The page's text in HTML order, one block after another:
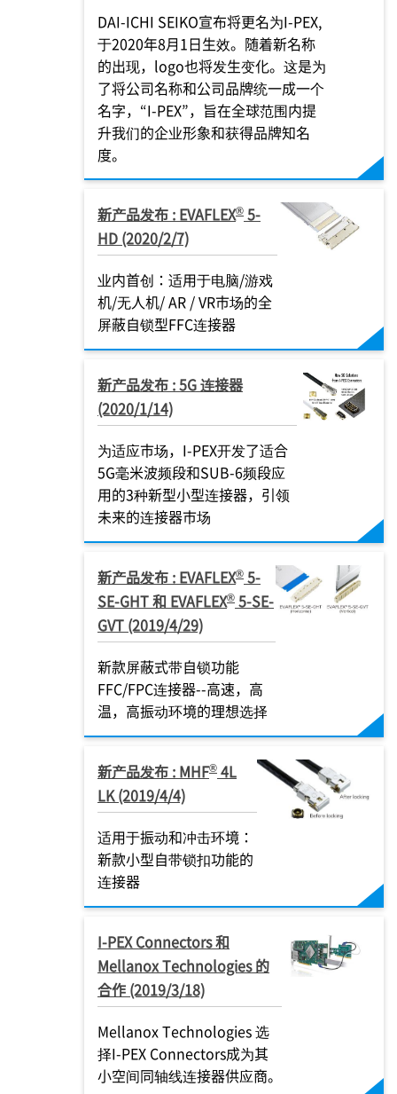
DAI-ICHI SEIKO宣布将更名为I-PEX,
于2020年8月1日生效。随着新名称
的出现，logo也将发生变化。这是为
了将公司名称和公司品牌统一成一个
名字，“I-PEX”，旨在全球范围内提
升我们的企业形象和获得品牌知名
度。
新产品发布 : EVAFLEX® 5-
HD (2020/2/7)
业内首创：适用于电脑/游戏
机/无人机/ AR / VR市场的全
屏蔽自锁型FFC连接器
新产品发布 : 5G 连接器
(2020/1/14)
为适应市场， I-PEX开发了适合
5G毫米波频段和SUB-6频段应
用的3种新型小型连接器，引领
未来的连接器市场
新产品发布 : EVAFLEX® 5-
SE-GHT 和 EVAFLEX® 5-SE-
GVT (2019/4/29)
新款屏蔽式带自锁功能
FFC/FPC连接器--高速，高
温，高振动环境的理想选择
新产品发布 : MHF® 4L
LK (2019/4/4)
适用于振动和冲击环境：
新款小型自带锁扣功能的
连接器
I-PEXConnectors 和
Mellanox Technologies 的
合作 (2019/3/18)
Mellanox Technologies 选
择I-PEX Connectors成为其
小空间同轴线连接器供应商。